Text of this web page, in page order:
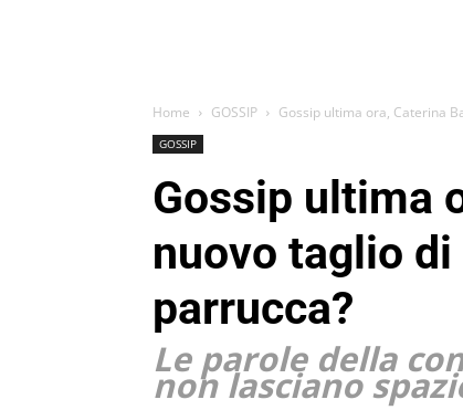
Home GOSSIP Gossip ultima ora, Caterina
GOSSIP
Gossip ultima
nuovo taglio
parrucca?
Le parole della
non lasciano